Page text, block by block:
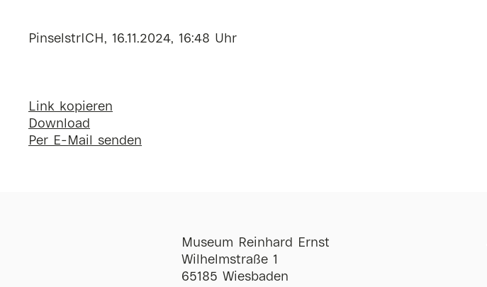
PinselstrICH, 16.11.2024, 16:48 Uhr
Link kopieren
Download
Per E-Mail senden
Museum Reinhard Ernst
Wilhelmstraße 1
65185 Wiesbaden